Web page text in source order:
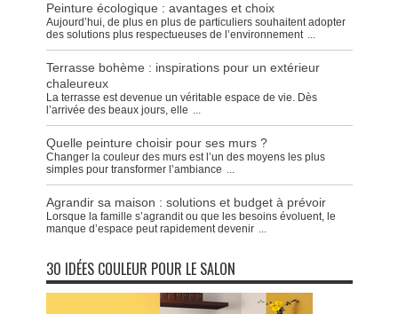
Peinture écologique : avantages et choix
Aujourd’hui, de plus en plus de particuliers souhaitent adopter
des solutions plus respectueuses de l’environnement ...
Terrasse bohème : inspirations pour un extérieur
chaleureux
La terrasse est devenue un véritable espace de vie. Dès
l’arrivée des beaux jours, elle ...
Quelle peinture choisir pour ses murs ?
Changer la couleur des murs est l’un des moyens les plus
simples pour transformer l’ambiance ...
Agrandir sa maison : solutions et budget à prévoir
Lorsque la famille s’agrandit ou que les besoins évoluent, le
manque d’espace peut rapidement devenir ...
30 IDÉES COULEUR POUR LE SALON